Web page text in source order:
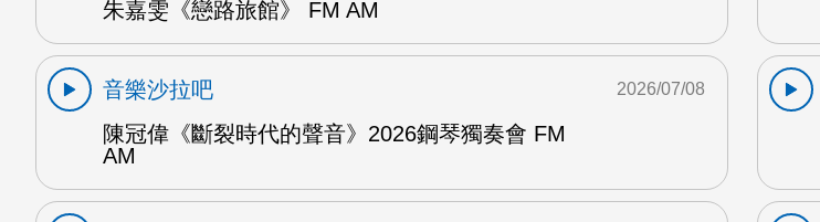
朱嘉雯《戀路旅館》 FM AM
音樂沙拉吧
陳冠偉《斷裂時代的聲音》2026鋼琴獨奏會 FM
AM
2026/07/08